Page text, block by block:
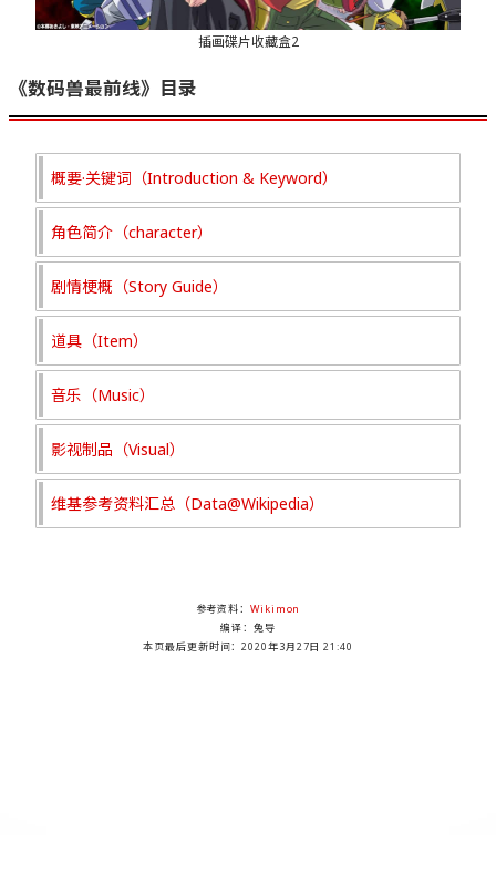
插画碟片收藏盒2
《数码兽最前线》目录
概要·关键词（Introduction & Keyword）
角色简介（character）
剧情梗概（Story Guide）
道具（Item）
音乐（Music）
影视制品（Visual）
维基参考资料汇总（Data@Wikipedia）
参考资料：Wikimon
编译：兔导
本页最后更新时间：2020年3月27日 21:40